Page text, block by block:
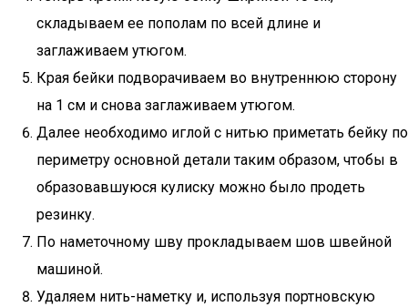
складываем ее пополам по всей длине и
заглаживаем утюгом.
Края бейки подворачиваем во внутреннюю сторону
на 1 см и снова заглаживаем утюгом.
Далее необходимо иглой с нитью приметать бейку по
периметру основной детали таким образом, чтобы в
образовавшуюся кулиску можно было продеть
резинку.
По наметочному шву прокладываем шов швейной
машиной.
Удаляем нить-наметку и, используя портновскую